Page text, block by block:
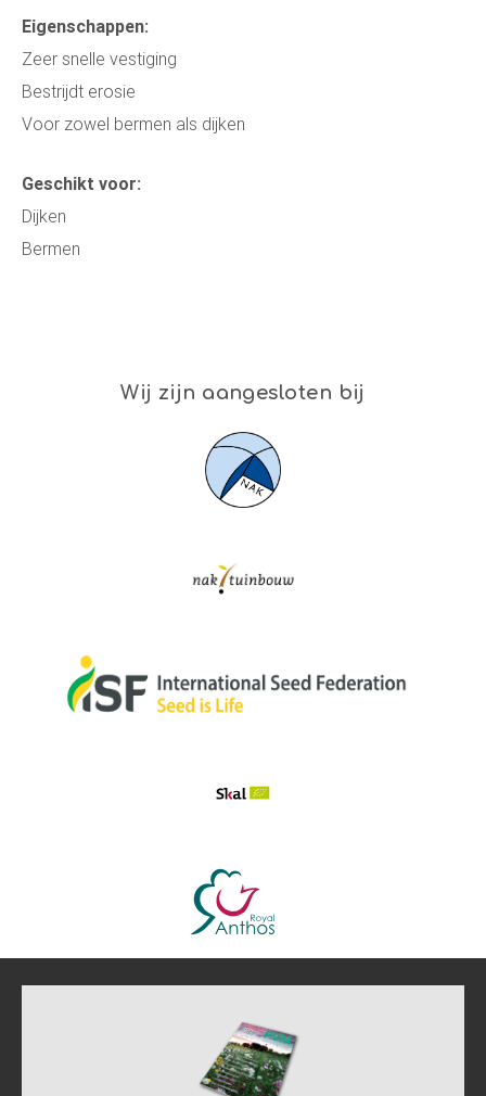
Eigenschappen:
Zeer snelle vestiging
Bestrijdt erosie
Voor zowel bermen als dijken
Geschikt voor:
Dijken
Bermen
Wij zijn aangesloten bij